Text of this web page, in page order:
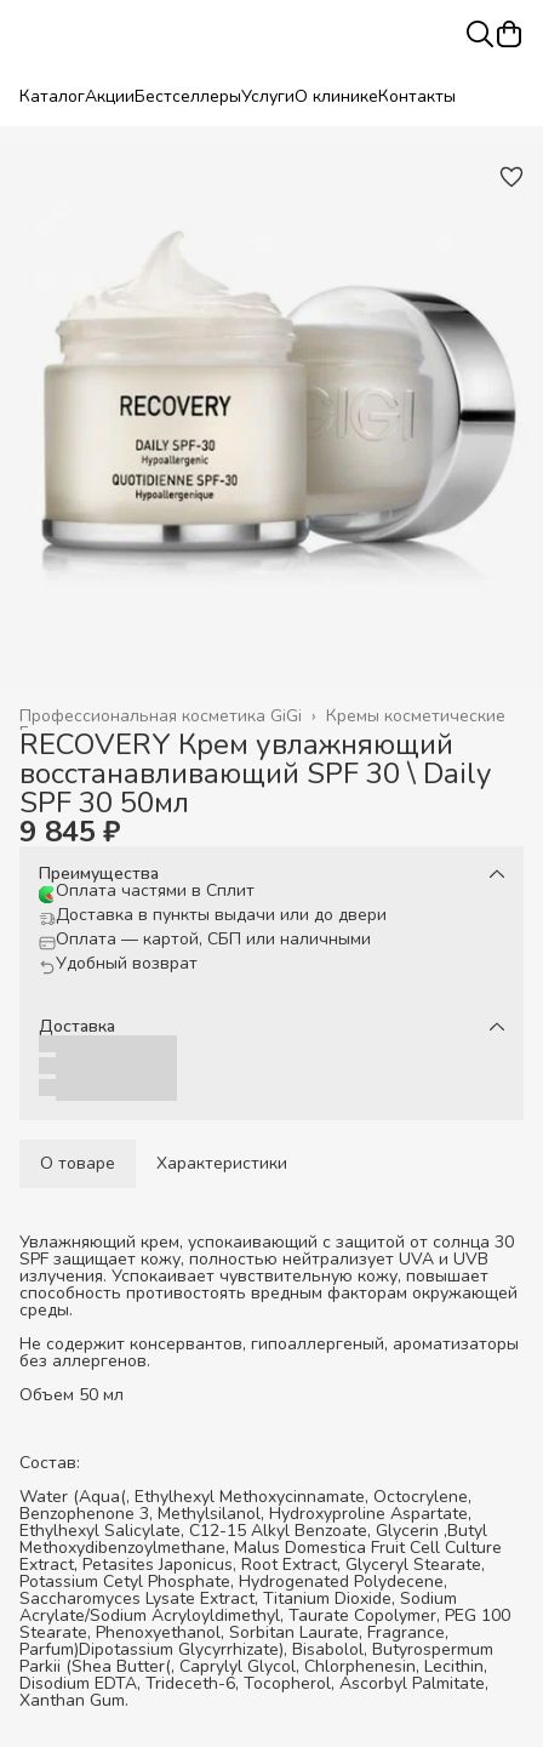
КаталогАкцииБестселлерыУслугиО клиникеКонтакты
Кремы косметические
Профессиональная косметика GiGi ›
Главная ›
RECOVERY Крем увлажняющий
восстанавливающий SPF 30 \ Daily
SPF 30 50мл
9 845 ₽
Преимущества
Оплата частями в Сплит
Доставка в пункты выдачи или до двери
Оплата — картой, СБП или наличными
Удобный возврат
Доставка
О товаре Характеристики
Увлажняющий крем, успокаивающий с защитой от солнца 30
SPF защищает кожу, полностью нейтрализует UVA и UVB
излучения. Успокаивает чувствительную кожу, повышает
способность противостоять вредным факторам окружающей
среды.
Не содержит консервантов, гипоаллергеный, ароматизаторы
без аллергенов.
Объем 50 мл
Состав:
Water (Aqua(, Ethylhexyl Methoxycinnamate, Octocrylene,
Benzophenone 3, Methylsilanol, Hydroxyproline Aspartate,
Ethylhexyl Salicylate, C12-15 Alkyl Benzoate, Glycerin ,Butyl
Methoxydibenzoylmethane, Malus Domestica Fruit Cell Culture
Extract, Petasites Japonicus, Root Extract, Glyceryl Stearate,
Potassium Cetyl Phosphate, Hydrogenated Polydecene,
Saccharomyces Lysate Extract, Titanium Dioxide, Sodium
Acrylate/Sodium Acryloyldimethyl, Taurate Copolymer, PEG 100
Stearate, Phenoxyethanol, Sorbitan Laurate, Fragrance,
Parfum)Dipotassium Glycyrrhizate), Bisabolol, Butyrospermum
Parkii (Shea Butter(, Caprylyl Glycol, Chlorphenesin, Lecithin,
Disodium EDTA, Trideceth-6, Tocopherol, Ascorbyl Palmitate,
Xanthan Gum.